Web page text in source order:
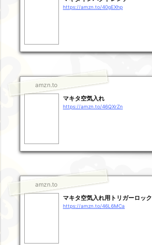
https://amzn.to/40gEXhp
amzn.to
マキタ空気入れ
https://amzn.to/46QXrZn
amzn.to
マキタ空気入れ用トリガーロック
https://amzn.to/46L6MCa